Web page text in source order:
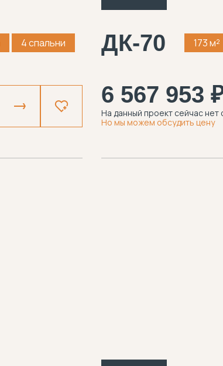
4 спальни ДК-70 173 м²
6 567 953
На данный проект сейчас нет
Но мы можем обсудить цену